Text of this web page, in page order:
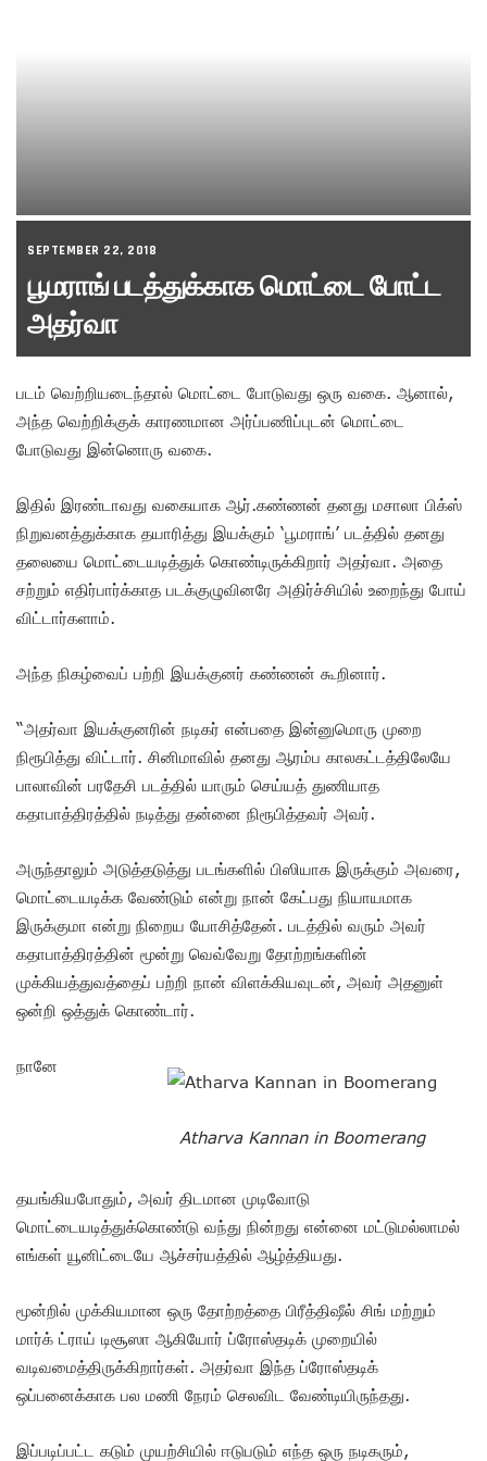
SEPTEMBER 22, 2018
பூமராங் படத்துக்காக மொட்டை போட்ட
அதர்வா
படம் வெற்றியடைந்தால் மொட்டை போடுவது ஒரு வகை. ஆனால்,
அந்த வெற்றிக்குக் காரணமான அர்ப்பணிப்புடன் மொட்டை
போடுவது இன்னொரு வகை.
இதில் இரண்டாவது வகையாக ஆர்.கண்ணன் தனது மசாலா பிக்ஸ்
நிறுவனத்துக்காக தயாரித்து இயக்கும் ‘பூமராங்’ படத்தில் தனது
தலையை மொட்டையடித்துக் கொண்டிருக்கிறார் அதர்வா. அதை
சற்றும் எதிர்பார்க்காத படக்குழுவினரே அதிர்ச்சியில் உறைந்து போய்
விட்டார்களாம்.
அந்த நிகழ்வைப் பற்றி இயக்குனர் கண்ணன் கூறினார்.
“அதர்வா இயக்குனரின் நடிகர் என்பதை இன்னுமொரு முறை
நிரூபித்து விட்டார். சினிமாவில் தனது ஆரம்ப காலகட்டத்திலேயே
பாலாவின் பரதேசி படத்தில் யாரும் செய்யத் துணியாத
கதாபாத்திரத்தில் நடித்து தன்னை நிரூபித்தவர் அவர்.
அருந்தாலும் அடுத்தடுத்து படங்களில் பிஸியாக இருக்கும் அவரை,
மொட்டையடிக்க வேண்டும் என்று நான் கேட்பது நியாயமாக
இருக்குமா என்று நிறைய யோசித்தேன். படத்தில் வரும் அவர்
கதாபாத்திரத்தின் மூன்று வெவ்வேறு தோற்றங்களின்
முக்கியத்துவத்தைப் பற்றி நான் விளக்கியவுடன், அவர் அதனுள்
ஒன்றி ஒத்துக் கொண்டார்.
Atharva Kannan in Boomerang
நானே
தயங்கியபோதும், அவர் திடமான முடிவோடு
மொட்டையடித்துக்கொண்டு வந்து நின்றது என்னை மட்டுமல்லாமல்
எங்கள் யூனிட்டையே ஆச்சர்யத்தில் ஆழ்த்தியது.
மூன்றில் முக்கியமான ஒரு தோற்றத்தை பிரீத்திஷீல் சிங் மற்றும்
மார்க் ட்ராய் டிசூஸா ஆகியோர் ப்ரோஸ்தடிக் முறையில்
வடிவமைத்திருக்கிறார்கள். அதர்வா இந்த ப்ரோஸ்தடிக்
ஒப்பனைக்காக பல மணி நேரம் செலவிட வேண்டியிருந்தது.
இப்படிப்பட்ட கடும் முயற்சியில் ஈடுபடும் எந்த ஒரு நடிகரும்,